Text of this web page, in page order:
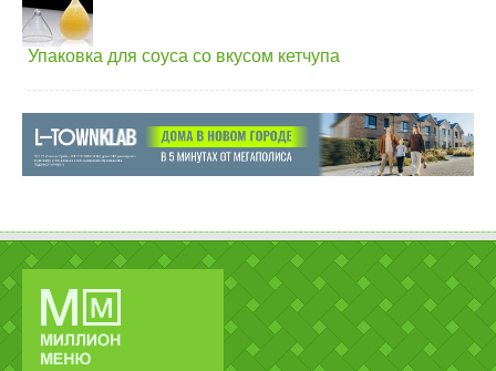
Упаковка для соуса со вкусом кетчупа